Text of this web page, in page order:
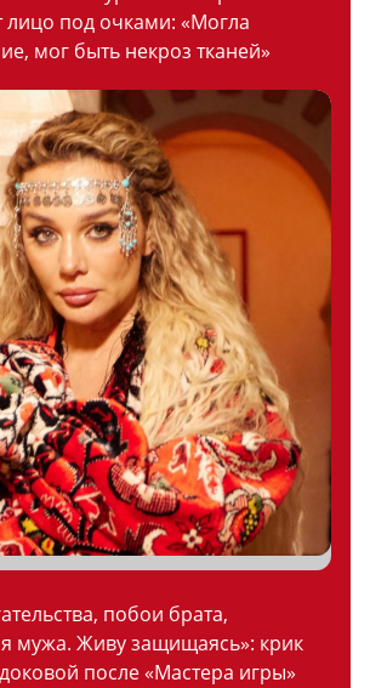
лицо под очками: «Могла
мог быть некроз тканей»
побои брата,
мужа. Живу защищаясь»: крик
после «Мастера игры»